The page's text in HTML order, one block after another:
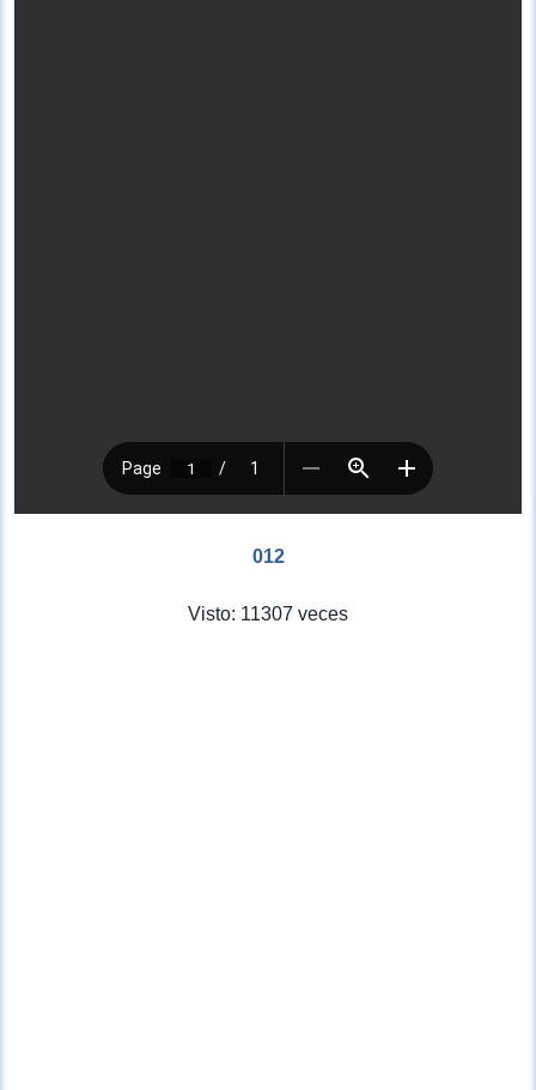
012
Visto: 11307 veces